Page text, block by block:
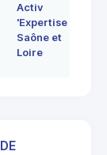
Activ
'Expertise
Saône et
Loire